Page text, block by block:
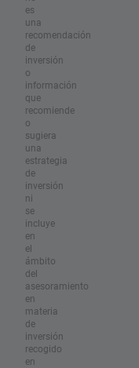
es
una
recomendación
de
inversión
o
información
que
recomiende
o
sugiera
una
estrategia
de
inversión
ni
se
incluye
en
el
ámbito
del
asesoramiento
en
materia
de
inversión
recogido
en